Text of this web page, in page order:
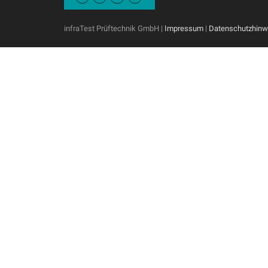
infraTest Prüftechnik GmbH | Impressum |